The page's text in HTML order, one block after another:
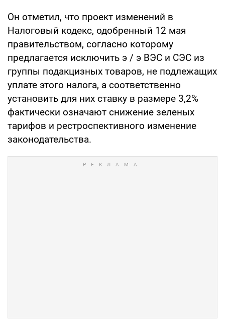
Он отметил, что проект изменений в
Налоговый кодекс, одобренный 12 мая
правительством, согласно которому
предлагается исключить э / э ВЭС и СЭС из
группы подакцизных товаров, не подлежащих
уплате этого налога, а соответственно
установить для них ставку в размере 3,2%
фактически означают снижение зеленых
тарифов и рестроспективного изменение
законодательства.